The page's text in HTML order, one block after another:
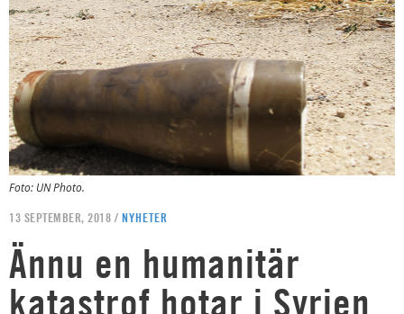
Foto: UN Photo.
13 SEPTEMBER, 2018 / NYHETER
Ännu en humanitär
katastrof hotar i Syrien